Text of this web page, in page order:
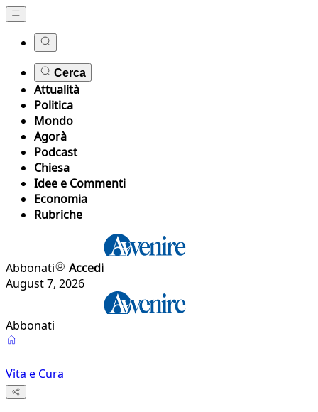
Cerca
Attualità
Politica
Mondo
Agorà
Podcast
Chiesa
Idee e Commenti
Economia
Rubriche
Abbonati
Accedi
August 7, 2026
Abbonati
Vita e Cura